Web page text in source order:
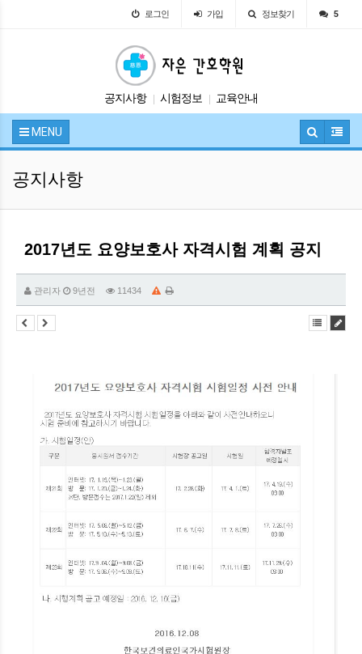
로그인 가입 정보찾기 5
공지사항 시험정보 교육안내
자유게시판
입학안내
MENU
공지사항
2017년도 요양보호사 자격시험 계획 공지
관리자 9년전 11434